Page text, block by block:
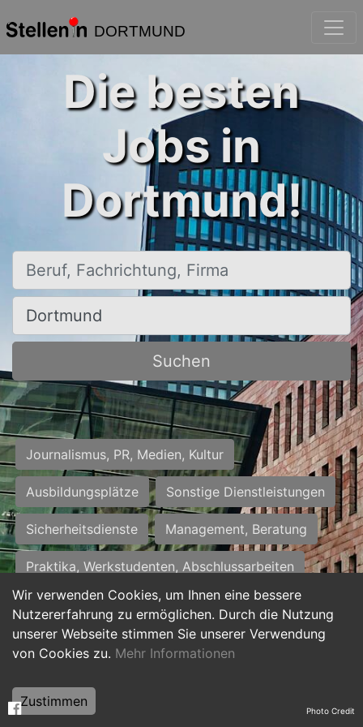
DORTMUND
Wir verwenden Cookies, um Ihnen eine bessere
Nutzererfahrung zu ermöglichen. Durch die Nutzung
unserer Webseite stimmen Sie unserer Verwendung
von Cookies zu. Mehr Informationen
Zustimmen
Die besten
Jobs in
Dortmund!
Beruf, Fachrichtung, Firma
Ort, Stadt
Suchen
Journalismus, PR, Medien, Kultur
Ausbildungsplätze Sonstige Dienstleistungen
Sicherheitsdienste Management, Beratung
Praktika, Werkstudenten, Abschlussarbeiten
Personalwesen Assistenz, Sekretariat
Hilfskräfte, Aushilfs- und Nebenjobs
Weiterbildung, Studium, duale Ausbildung Photo Credit